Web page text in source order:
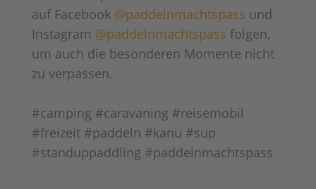
auf Facebook @paddelnmachtspass und
Instagram @paddelnmachtspass folgen,
um auch die besonderen Momente nicht
zu verpassen.
#camping #caravaning #reisemobil
#freizeit #paddeln #kanu #sup
#standuppaddling #paddelnmachtspass